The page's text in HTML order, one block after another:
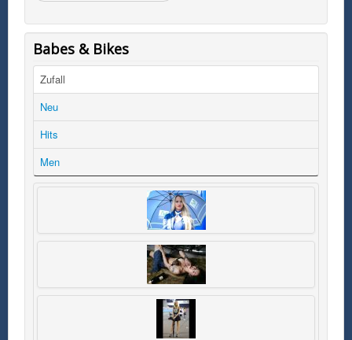
Babes & Bikes
Zufall
Neu
Hits
Men